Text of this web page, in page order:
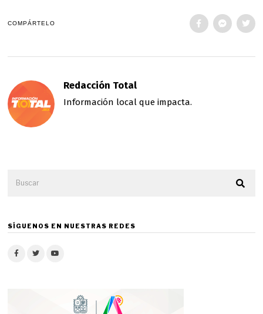
COMPÁRTELO
Redacción Total
Información local que impacta.
SÍGUENOS EN NUESTRAS REDES